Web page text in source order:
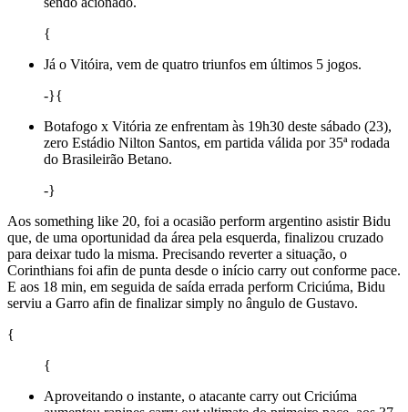
{
Já o Vitóira, vem de quatro triunfos em últimos 5 jogos.
-}{
Botafogo x Vitória ze enfrentam às 19h30 deste sábado (23),
zero Estádio Nilton Santos, em partida válida por 35ª rodada
do Brasileirão Betano.
-}
Aos something like 20, foi a ocasião perform argentino asistir Bidu
que, de uma oportunidad da área pela esquerda, finalizou cruzado
para deixar tudo la misma. Precisando reverter a situação, o
Corinthians foi afin de punta desde o início carry out conforme pace.
E aos 18 min, em seguida de saída errada perform Criciúma, Bidu
serviu a Garro afin de finalizar simply no ângulo de Gustavo.
{
{
Aproveitando o instante, o atacante carry out Criciúma